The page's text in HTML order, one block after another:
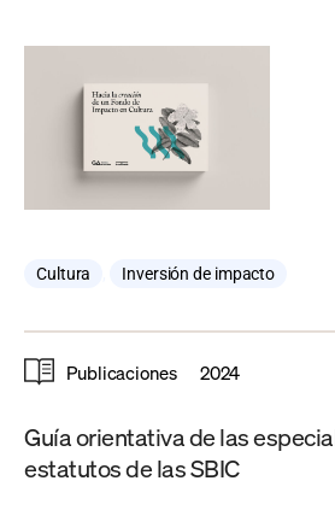
Cultura Inversión de impacto
Publicaciones 2024
Guía orientativa de las
estatutos de las SBIC